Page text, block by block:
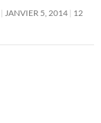
JANVIER 5, 2014 12